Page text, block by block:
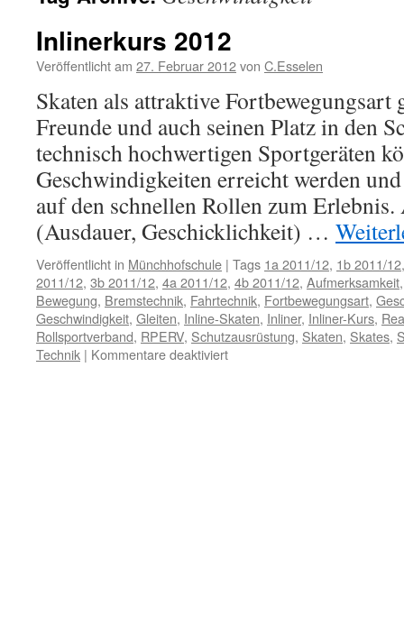
Inlinerkurs 2012
Veröffentlicht am 27. Februar 2012von C.Esselen
Skaten als attraktive
Freunde und auch seinen Platz in den
technisch hochwertigen Sportgeräten
Geschwindigkeiten erreicht werden
auf den schnellen Rollen zum
(Ausdauer, Geschicklichkeit) …
Veröffentlicht in Münchhofschule | Tags 1a 2011/12, 1b 2011/12
2011/12, 3b 2011/12, 4a 2011/12, 4b 2011/12, Aufmerksamkeit
Bewegung, Bremstechnik, Fahrtechnik, Fortbewegungsart,
Geschwindigkeit, Gleiten, Inline-Skaten, Inliner, Inliner-Kurs,
Rollsportverband, RPERV, Schutzausrüstung, Skaten, Skates,
Technik | Kommentare deaktiviertfür